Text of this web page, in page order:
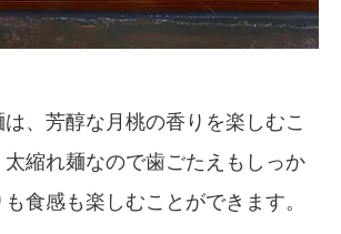
、芳醇な月桃の香りを楽しむこ
太縮れ麺なので歯ごたえもしっか
食感も楽しむことができます。